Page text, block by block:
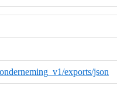
exports/json